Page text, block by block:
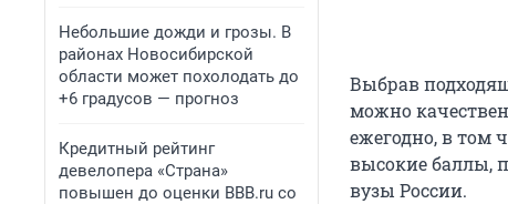
Небольшие дожди и грозы. В
районах Новосибирской
области может похолодать до
+6 градусов — прогноз
Кредитный рейтинг
девелопера «Страна»
повышен до оценки BBB.ru со
Выбрав
можно
ежегодно, в том
высокие баллы,
вузы России.